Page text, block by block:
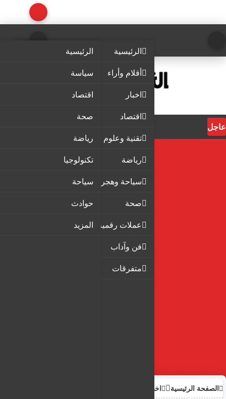
الرئيسية
أقلام وأراء
اخبار
اقتصاد
تقنية وعلوم
رياضة
سياحة وهجرة
صحة
عملات رقمية
فن وآداب
متفرقات
الرئيسية
سياسة
اقتصاد
صحة
رياضة
تكنولوجيا
سياحة
حوادث
المزيد
عاجل
الصفحة الرئيسية اخبار